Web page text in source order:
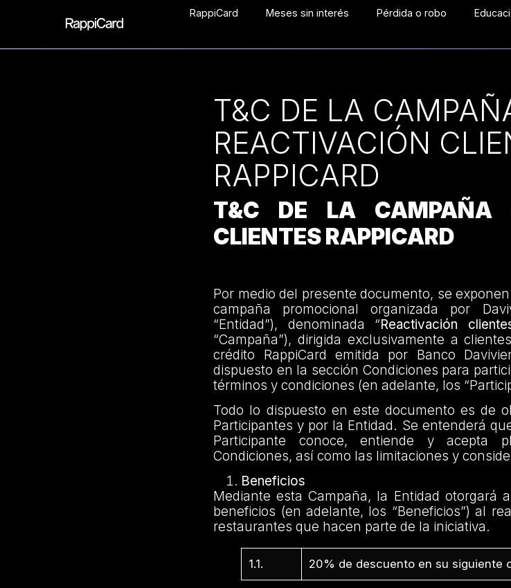
RappiCard Meses sin interés Pérdida o robo
T&C DE LA
REACTIVACIÓN
RAPPICARD
T&C DE LA CAMPAÑA
CLIENTES RAPPICARD
Por medio del presente documento, se
campaña promocional organizada por
“Entidad”), denominada “Reactivación
“Campaña”), dirigida exclusivamente a
crédito RappiCard emitida por Banco
dispuesto en la sección Condiciones para
términos y condiciones (en adelante, los
Todo lo dispuesto en este documento es de
Participantes y por la Entidad. Se entenderá
Participante conoce, entiende y acepta
Condiciones, así como las limitaciones y
Beneficios
Mediante esta Campaña, la Entidad otorgará
beneficios (en adelante, los “Beneficios”) al
restaurantes que hacen parte de la iniciativa.
1.1. 20% de descuento en su siguiente